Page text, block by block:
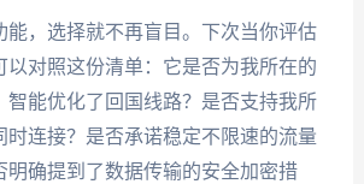
能，选择就不再盲目。下次当你评估
以对照这份清单：它是否为我所在的
智能优化了回国线路？是否支持我所
时连接？是否承诺稳定不限速的流量
明确提到了数据传输的安全加密措